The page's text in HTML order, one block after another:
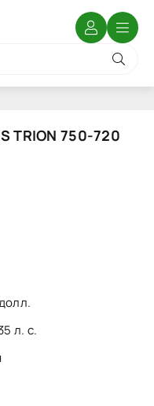
TRION 750-720
л. с.